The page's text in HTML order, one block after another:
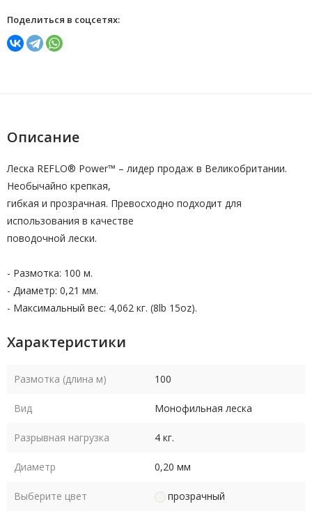
Поделиться в соцсетях:
Описание
Леска REFLO® Power™ – лидер продаж в Великобритании.
Необычайно крепкая,
гибкая и прозрачная. Превосходно подходит для
использования в качестве
поводочной лески.
- Размотка: 100 м.
- Диаметр: 0,21 мм.
- Максимальный вес: 4,062 кг. (8lb 15oz).
Характеристики
Размотка (длина м) 100
Вид Монофильная леска
Разрывная нагрузка 4 кг.
Диаметр 0,20 мм
Выберите цвет прозрачный